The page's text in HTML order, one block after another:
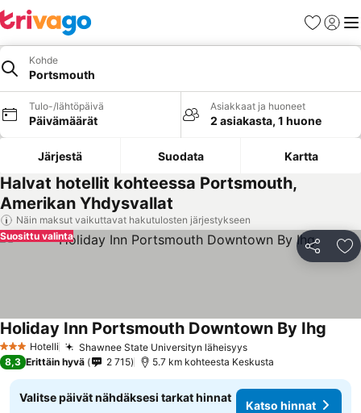
Suosikit
Kohde
Portsmouth
Tulo-/lähtöpäivä
Päivämäärät
Asiakkaat ja huoneet
2 asiakasta, 1 huone
Järjestä Suodata Kartta
Halvat hotellit kohteessa Portsmouth,
Amerikan Yhdysvallat
Näin maksut vaikuttavat hakutulosten järjestykseen
Jaa
Suosittu valinta
3 Tähtiluokitus
Hotelli Shawnee State Universityn läheisyysKatso hinnat
Holiday Inn Portsmouth Downtown By Ihg
8,3 Erittäin hyvä 2 715 5.7 km kohteesta Keskusta
Valitse päivät nähdäksesi tarkat hinnat
Katso hinnat